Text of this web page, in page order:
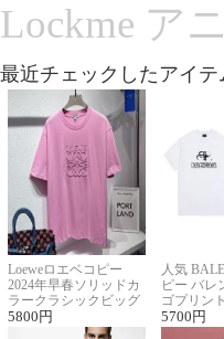
Lockme ア
最近チェックしたアイテ
Loeweロエベコピー
2024年早春ソリッドカ
ラークラシックビッグ
ロゴ刺繍Tシャツ
5800 円
人気
ピー バレ
ゴプリン
ーネックT
5700 円